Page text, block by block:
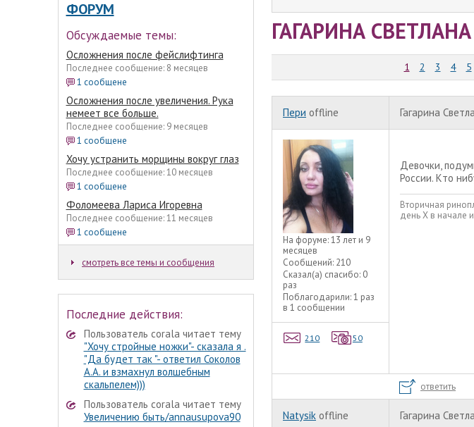
ФОРУМ
Обсуждаемые темы:
Осложнения после фейслифтинга
Последнее сообщение: 8 месяцев
1 сообщене
Осложнения после увеличения. Рука
немеет все больше.
Последнее сообщение: 9 месяцев
1 сообщене
Хочу устранить морщины вокруг глаз
Последнее сообщение: 10 месяцев
1 сообщене
Фоломеева Лариса Игоревна
Последнее сообщение: 11 месяцев
1 сообщене
смотреть все темы и сообщения
Последние действия:
Пользователь corala читает тему
"Хочу стройные ножки"- сказала я .
"Да будет так "- ответил Соколов
А.А. и взмахнул волшебным
скальпелем)))
Пользователь corala читает тему
Увеличению быть/annausupova90
ГАГАРИНА
1 2 3 4 5
Пери offline Гагарина
На форуме:13 лет и 9
месяцев
Сообщений: 210
Сказал(а) спасибо: 0
раз
Поблагодарили:1 раз
в 1 сообщении
210 50
Девочки,
России. Кто
Вторичная
день Х в начале
ответить
Natysik offline Гагарина